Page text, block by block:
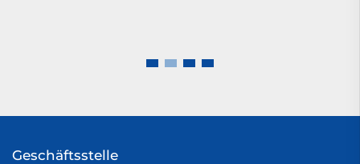
Geschäftsstelle